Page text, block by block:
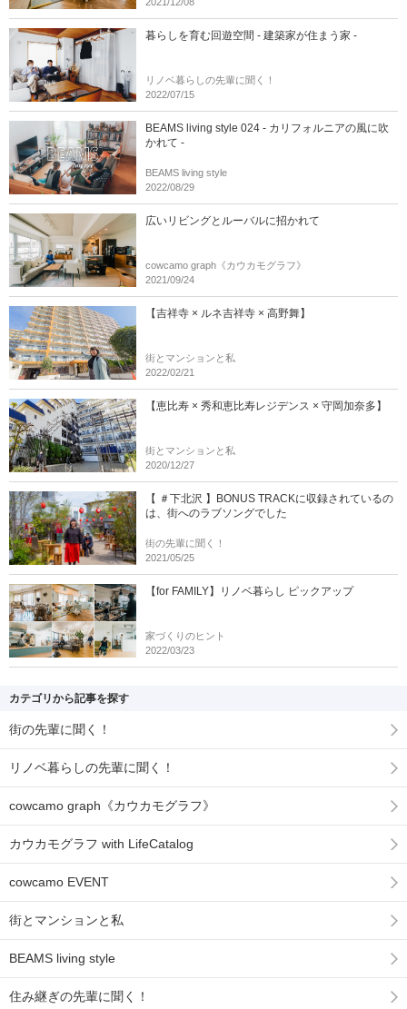
暮らしを育む回遊空間 - 建築家が住まう家 -
リノベ暮らしの先輩に聞く！
2022/07/15
BEAMS living style 024 - カリフォルニアの風に吹
かれて -
BEAMS living style
2022/08/29
広いリビングとルーバルに招かれて
cowcamo graph《カウカモグラフ》
2021/09/24
【吉祥寺 × ルネ吉祥寺 × 高野舞】
街とマンションと私
2022/02/21
【恵比寿 × 秀和恵比寿レジデンス × 守岡加奈多】
街とマンションと私
2020/12/27
【 ＃下北沢 】BONUS TRACKに収録されているの
は、街へのラブソングでした
街の先輩に聞く！
2021/05/25
【for FAMILY】リノベ暮らし ピックアップ
家づくりのヒント
2022/03/23
カテゴリから記事を探す
街の先輩に聞く！
リノベ暮らしの先輩に聞く！
cowcamo graph《カウカモグラフ》
カウカモグラフ with LifeCatalog
cowcamo EVENT
街とマンションと私
BEAMS living style
住み継ぎの先輩に聞く！